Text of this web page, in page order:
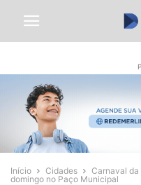
Início Cidades
Carnaval da
domingo no Paço Municipal